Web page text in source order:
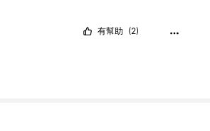
有幫助 (2)